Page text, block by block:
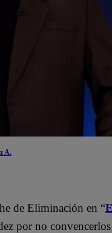
A.
de Eliminación en “
por no